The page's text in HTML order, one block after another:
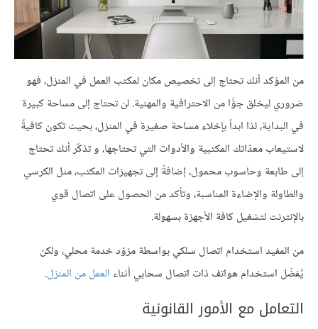
من المؤكد أنك تحتاج إلى تخصيص مكان لمكتب العمل في المنزل، فهو
ضروري ليخلق جوًّا من الاحترافية والمهنية. لن تحتاج إلى مساحة كبيرة
في البداية، لذا ابدأ بإخلاء مساحة صغيرة في المنزل، بحيث تكون كافيةً
لاستيعاب معدّاتك المكتبية والأدوات التي تحتاجها، و تذكّر أنك تحتاج
إلى طابعة وحاسوب محمول، إضافةً إلى تجهيزات المكتب، مثل الكرسي
والطاولة والإضاءة المناسبة، وتأكد من الحصول على اتصال قوي
بالإنترنت لتشغيل كافة الأجهزة بسهولة.
من المفيد استخدام اتصال سلكي بواسطة مزوّد خدمة محلي، ولكن
يُفضّل استخدام هواتف ذات اتصال سحابي أثناء العمل من المنزل.
التعامل مع الأمور القانونية